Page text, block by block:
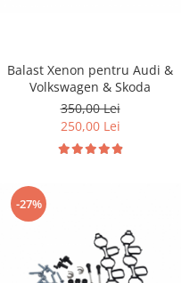
Balast Xenon pentru Audi &
Volkswagen & Skoda
350,00 Lei
250,00 Lei
-27%